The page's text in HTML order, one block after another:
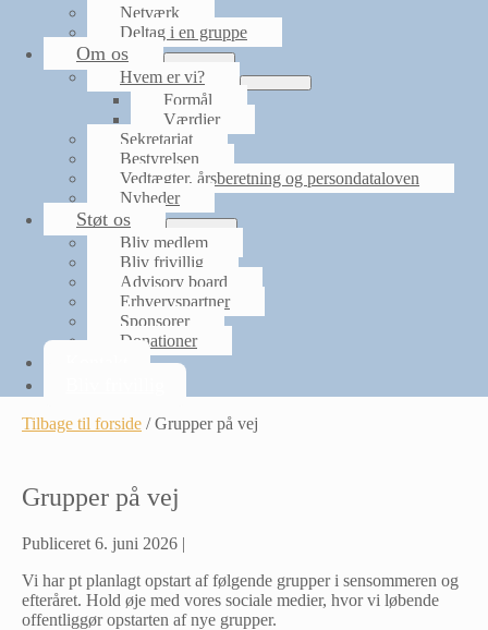
Netværk
Deltag i en gruppe
Om os
Menu
Toggle
Hvem er vi?
Menu
Formål
Værdier
Sekretariat
Bestyrelsen
Vedtægter, årsberetning og persondataloven
Nyheder
Støt os
Menu
Toggle
Bliv medlem
Bliv frivillig
Advisory board
Erhvervspartner
Sponsorer
Donationer
Tilbage til forside /Grupper på vej
Grupper på vej
Publiceret 6. juni 2026 |
Vi har pt planlagt opstart af følgende grupper i sensommeren og
efteråret. Hold øje med vores sociale medier, hvor vi løbende
offentliggør opstarten af nye grupper.